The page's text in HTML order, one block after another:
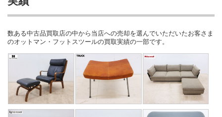
数ある中古品買取店の中から当店への売却を選んでいただいたお客さま
のオットマン・フットスツールの買取実績の一部です。